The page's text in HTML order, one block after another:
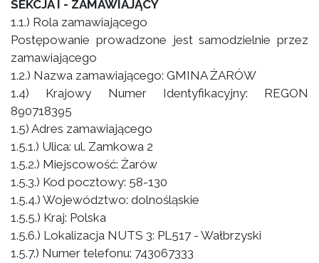
SEKCJA I - ZAMAWIAJĄCY
1.1.) Rola zamawiającego
Postępowanie prowadzone jest samodzielnie przez
zamawiającego
1.2.) Nazwa zamawiającego: GMINA ŻARÓW
1.4) Krajowy Numer Identyfikacyjny: REGON
890718395
1.5) Adres zamawiającego
1.5.1.) Ulica: ul. Zamkowa 2
1.5.2.) Miejscowość: Żarów
1.5.3.) Kod pocztowy: 58-130
1.5.4.) Województwo: dolnośląskie
1.5.5.) Kraj: Polska
1.5.6.) Lokalizacja NUTS 3: PL517 - Wałbrzyski
1.5.7.) Numer telefonu: 743067333